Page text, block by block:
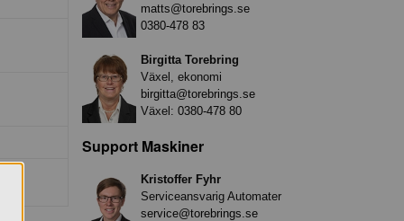
matts@torebrings.se
0380-478 83
Birgitta Torebring
Växel, ekonomi
birgitta@torebrings.se
Växel: 0380-478 80
Support Maskiner
Kristoffer Fyhr
Serviceansvarig Automater
service@torebrings.se